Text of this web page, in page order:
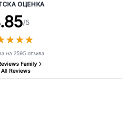
ОЦЕНКА
/5
★★★
★★★
на 2595 отзива
Family
All Reviews